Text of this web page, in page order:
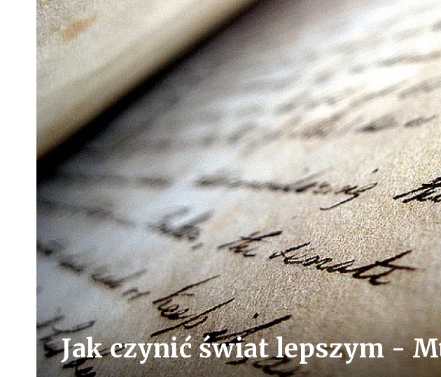
Jak czynić świat lepszym -